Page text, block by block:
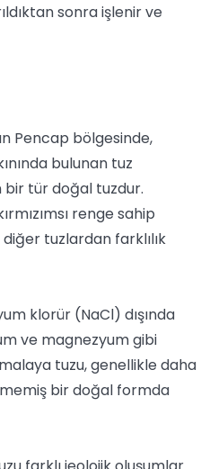
sonra işlenir ve
Pencap bölgesinde,
bulunan tuz
bir tür doğal tuzdur.
renge sahip
tuzlardan farklılık
klorür (NaCl) dışında
ve magnezyum gibi
tuzu, genellikle daha
bir doğal formda